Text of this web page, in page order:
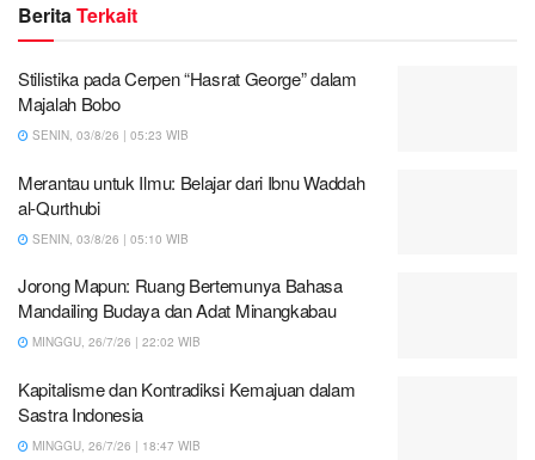
BeritaTerkait
Stilistika pada Cerpen “Hasrat George” dalam
Majalah Bobo
SENIN, 03/8/26 | 05:23 WIB
Merantau untuk Ilmu: Belajar dari Ibnu Waddah
al-Qurthubi
SENIN, 03/8/26 | 05:10 WIB
Jorong Mapun: Ruang Bertemunya Bahasa
Mandailing Budaya dan Adat Minangkabau
MINGGU, 26/7/26 | 22:02 WIB
Kapitalisme dan Kontradiksi Kemajuan dalam
Sastra Indonesia
MINGGU, 26/7/26 | 18:47 WIB